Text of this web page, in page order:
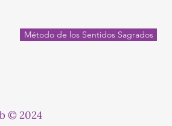
Método de los Sentidos Sagrados
© 2024